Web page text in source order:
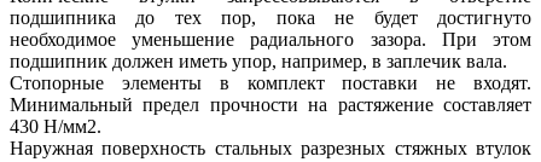
подшипника до тех пор, пока не будет достигнуто
необходимое уменьшение радиального зазора. При этом
подшипник должен иметь упор, например, в заплечик вала.
Стопорные элементы в комплект поставки не входят.
Минимальный предел прочности на растяжение составляет
430 Н/мм2.
Наружная поверхность стальных разрезных стяжных втулок